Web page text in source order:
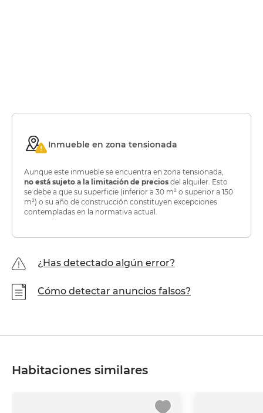
Inmueble en zona tensionada
Aunque este inmueble se encuentra en zona tensionada,
no está sujeto a la limitación de precios del alquiler. Esto
se debe a que su superficie (inferior a 30 m² o superior a 150
m²) o su año de construcción constituyen excepciones
contempladas en la normativa actual.
¿Has detectado algún error?
Cómo detectar anuncios falsos?
Habitaciones similares